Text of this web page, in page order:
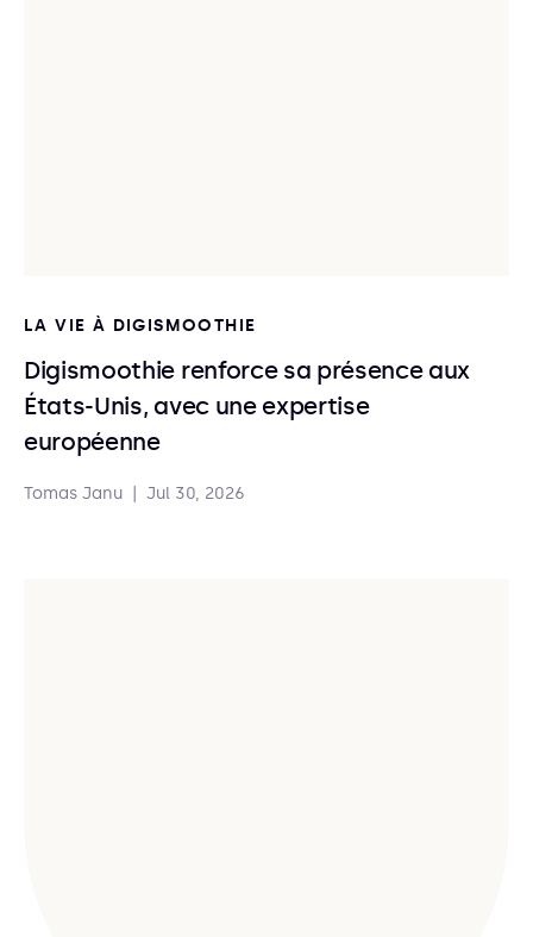
LA VIE À DIGISMOOTHIE
Digismoothie renforce sa présence aux
États-Unis, avec une expertise
européenne
Tomas Janu Jul 30, 2026